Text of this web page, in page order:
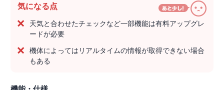
気になる点
天気と合わせたチェックなど一部機能は有料アップグレ
ードが必要
機体によってはリアルタイムの情報が取得できない場合
もある